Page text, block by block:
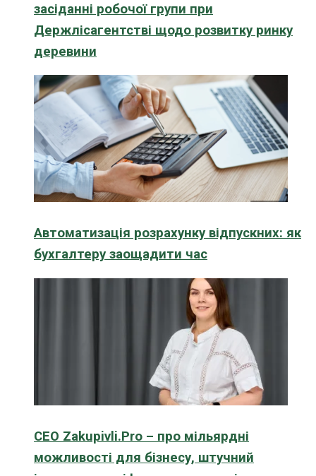
засіданні робочої групи при
Держлісагентстві щодо розвитку ринку
деревини
Автоматизація розрахунку відпускних: як
бухгалтеру заощадити час
CEO Zakupivli.Pro – про мільярдні
можливості для бізнесу, штучний